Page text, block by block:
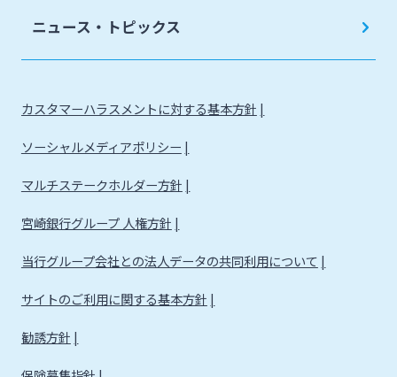
宮崎銀行について
ニュースリリース一覧
お問い合わせ先一覧
ニュース・トピックス
カスタマーハラスメントに対する基本方針
ソーシャルメディアポリシー
マルチステークホルダー方針
宮崎銀行グループ 人権方針
当行グループ会社との法人データの共同利用について
サイトのご利用に関する基本方針
勧誘方針